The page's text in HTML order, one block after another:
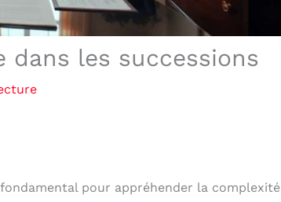
dans les successions
pour appréhender la complexité